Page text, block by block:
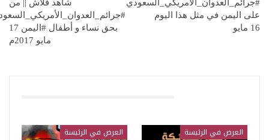
#جرائم_العدوان_الأمريكي_السعودي
على اليمن في مثل هذا اليوم
16 مايو
شاهد فلاش || من
بحق نساء و أطفال #اليمن 17
مايو 2017م
العرض في الرئيسة العرض في الرئيسة